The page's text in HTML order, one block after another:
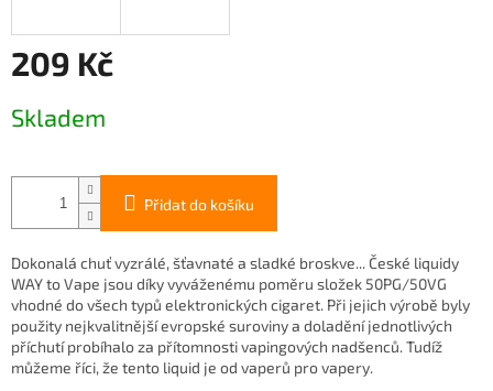
209 Kč
cena:
Skladem
Přidat do košíku
Dokonalá chuť vyzrálé, šťavnaté a sladké broskve... České liquidy
WAY to Vape jsou díky vyváženému poměru složek 50PG/50VG
vhodné do všech typů elektronických cigaret. Při jejich výrobě byly
použity nejkvalitnější evropské suroviny a doladění jednotlivých
příchutí probíhalo za přítomnosti vapingových nadšenců. Tudíž
můžeme říci, že tento liquid je od vaperů pro vapery.